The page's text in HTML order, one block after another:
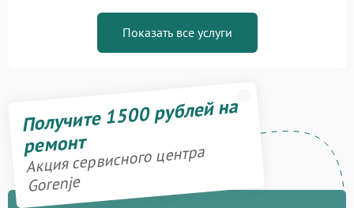
Показать все услуги
Получите 1500 рублей на
ремонт
Акция сервисного центра
Gorenje